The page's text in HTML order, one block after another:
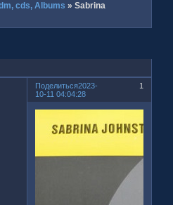
cds, Albums »Sabrina
Поделиться 1
2023-
10-11 04:04:28